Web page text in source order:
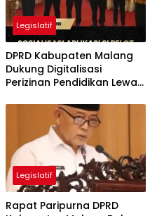
Legislatif
DPRD Kabupaten Malang
Dukung Digitalisasi
Perizinan Pendidikan Lewat
Legislatif
Rapat Paripurna DPRD